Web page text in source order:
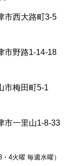
市西大路町3-5
市野路1-14-18
市梅田町5-1
市一里山1-8-33
4火曜 毎週水曜）